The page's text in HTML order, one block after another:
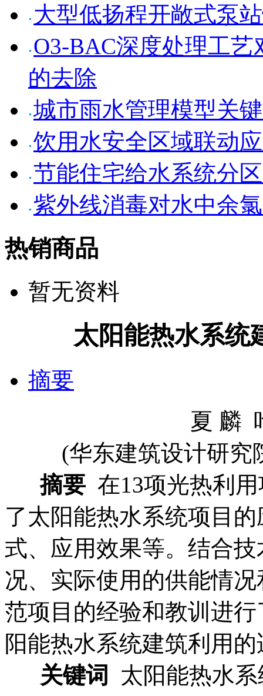
大型低扬程开敞式泵
O3-BAC深度处理工
的去除
城市雨水管理模型关
饮用水安全区域联动
节能住宅给水系统分
紫外线消毒对水中余
热销商品
暂无资料
太阳能热水系统
摘要
夏 麟
(华东建筑设计研究
摘要 在13项光热利
了太阳能热水系统项目
式、应用效果等。结合
况、实际使用的供能情
范项目的经验和教训进
阳能热水系统建筑利用
关键词
太阳能热水